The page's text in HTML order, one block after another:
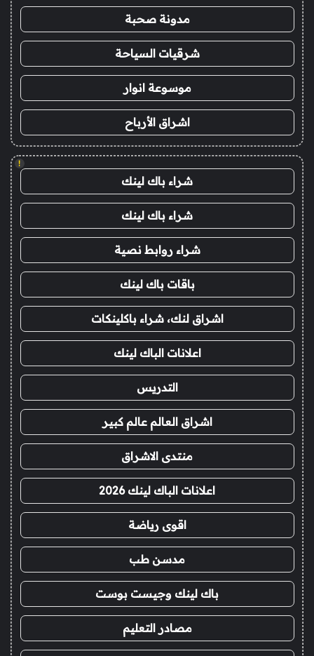
مدونة صحبة
شرقيات السياحة
موسوعة انوار
اشراق الأرباح
!
شراء باك لينك
شراء باك لينك
شراء روابط نصية
باقات باك لينك
اشراق لنك، شراء باكلينكات
اعلانات الباك لينك
التدريس
اشراق العالم عالم كبير
منتدى الاشراق
اعلانات الباك لينك 2026
اقوى رياضة
مدسن طب
باك لينك وجيست بوست
مصادر التعليم